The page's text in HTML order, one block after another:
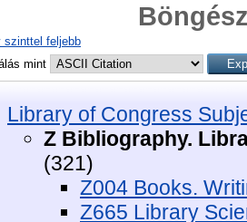
szinttel feljebb
mint
Library of Congress
Z Bibliography.
(321)
Z004 Books.
Z665 Library